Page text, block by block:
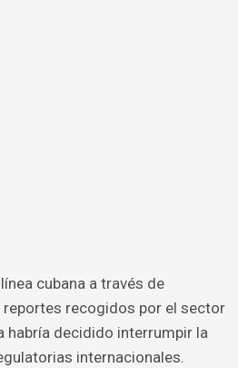
cubana a través de
recogidos por el sector
habría decidido interrumpir la
internacionales.